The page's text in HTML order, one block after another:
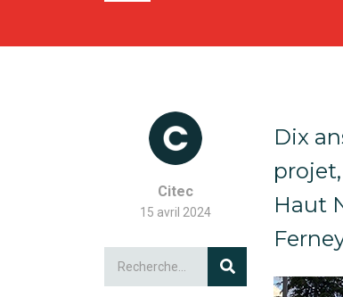
Citec
15 avril 2024
Dix
Haut